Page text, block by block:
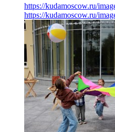
https://kudamoscow.ru/
https://kudamoscow.ru/